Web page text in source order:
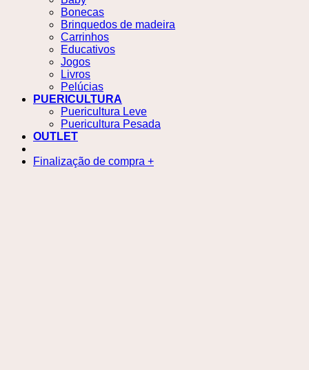
Bonecas
Brinquedos de madeira
Carrinhos
Educativos
Jogos
Livros
Pelúcias
PUERICULTURA
Puericultura Leve
Puericultura Pesada
OUTLET
Finalização de compra +